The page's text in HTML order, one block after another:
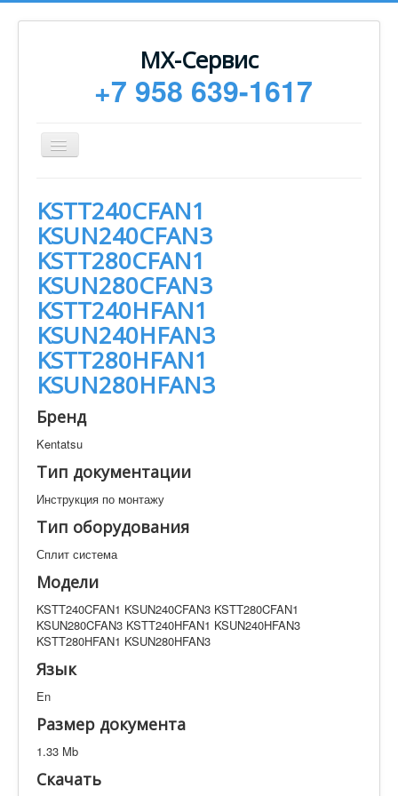
МХ-Сервис
+7 958 639-1617
Toggle
Navigation
Монтаж
Сервисное обслуживание
Техническая документация
Статьи
Новости
Контакты
Техническая документация
KSTT240CFAN1 KSUN240CFAN3 KSTT280CFAN1
KSUN280CFAN3 KSTT240HFAN1 KSUN240HFAN3
Производитель
Элементов на страницу
KSTT240CFAN1
KSUN240CFAN3
KSTT280CFAN1
KSUN280CFAN3
KSTT240HFAN1
KSUN240HFAN3
KSTT280HFAN1
KSUN280HFAN3
Бренд
Kentatsu
Тип документации
Инструкция по монтажу
Тип оборудования
Сплит система
Модели
KSTT240CFAN1 KSUN240CFAN3 KSTT280CFAN1
KSUN280CFAN3 KSTT240HFAN1 KSUN240HFAN3
KSTT280HFAN1 KSUN280HFAN3
Язык
En
Размер документа
1.33 Mb
Скачать